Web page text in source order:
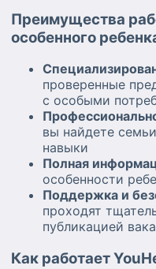
Преимущества
особенного
проверенные
с особыми
вы найдете
навыки
Полная
особенности
Поддержка и
проходят
публикацией
Как работает